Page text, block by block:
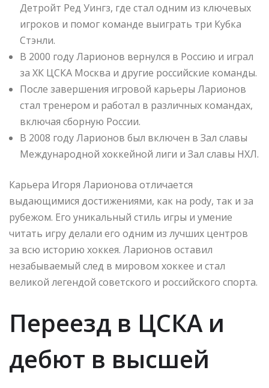
Детройт Ред Уингз, где стал одним из ключевых
игроков и помог команде выиграть три Кубка
Стэнли.
В 2000 году Ларионов вернулся в Россию и играл
за ХК ЦСКА Москва и другие российские команды.
После завершения игровой карьеры Ларионов
стал тренером и работал в различных командах,
включая сборную России.
В 2008 году Ларионов был включен в Зал славы
Международной хоккейной лиги и Зал славы НХЛ.
Карьера Игоря Ларионова отличается
выдающимися достижениями, как на рodу, так и за
рубежом. Его уникальный стиль игры и умение
читать игру делали его одним из лучших центров
за всю историю хоккея. Ларионов оставил
незабываемый след в мировом хоккее и стал
великой легендой советского и российского спорта.
Переезд в ЦСКА и
дебют в высшей